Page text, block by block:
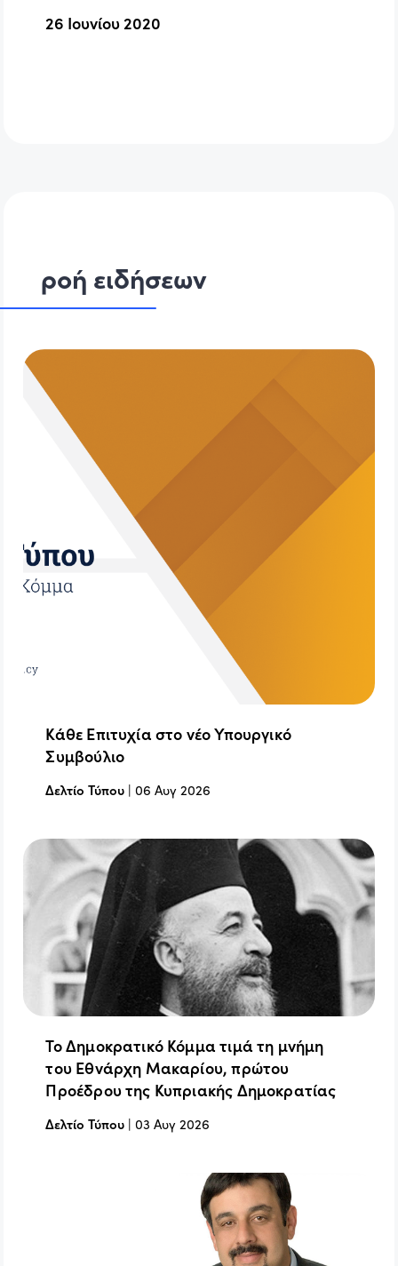
26 Ιουνίου 2020
ροή ειδήσεων
Κάθε Επιτυχία στο νέο Υπουργικό
Συμβούλιο
Δελτίο Τύπου |06 Αυγ 2026
Το Δημοκρατικό Κόμμα τιμά τη μνήμη
του Εθνάρχη Μακαρίου, πρώτου
Προέδρου της Κυπριακής Δημοκρατίας
Δελτίο Τύπου |03 Αυγ 2026